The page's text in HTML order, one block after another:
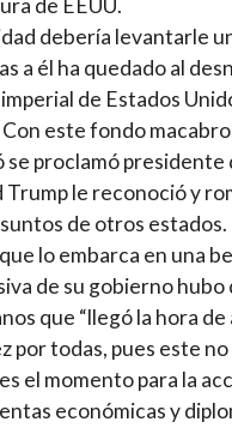
de EEUU.
debería levantarle
a él ha quedado al
de Estados
Con este fondo
se proclamó presidente
le reconoció y
de otros estados.
lo embarca en una
de su gobierno
que “llegó la hora
por todas, pues este
el momento para la
económicas y